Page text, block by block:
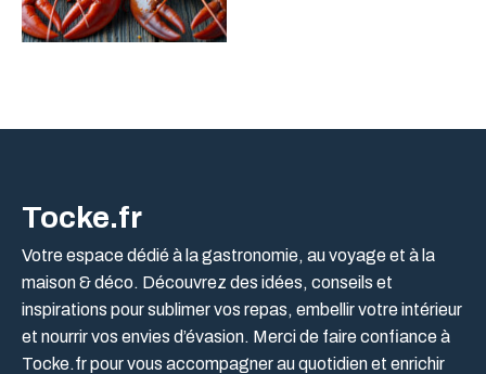
Tocke.fr
Votre espace dédié à la gastronomie, au voyage et à la
maison & déco. Découvrez des idées, conseils et
inspirations pour sublimer vos repas, embellir votre intérieur
et nourrir vos envies d’évasion. Merci de faire confiance à
Tocke.fr pour vous accompagner au quotidien et enrichir